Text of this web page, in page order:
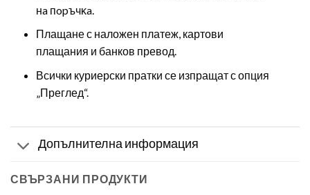
нa пopъчĸa.
Плащане с наложен платеж, картови
плащания и банков превод.
Всички куриерски пратки се изпращат с опция
„Преглед“.
Допълнителна информация
СВЪРЗАНИ ПРОДУКТИ